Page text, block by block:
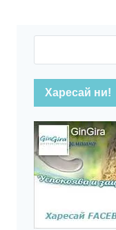
Харесай ни!